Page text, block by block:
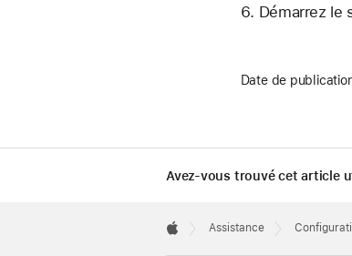
Démarrez le
Date de
Avez-vous trouvé cet article
Footer

Assistance